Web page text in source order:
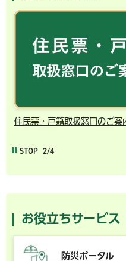
住民票・戸籍取扱窓口のご案
STOP 2/4
お役立ちサービス
防災ポータル